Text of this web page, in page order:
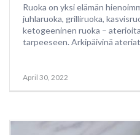
Ruoka on yksi elämän
juhlaruoka, grilliruoka,
ketogeeninen ruoka –
tarpeeseen. Arkipäivinä
April 30, 2022